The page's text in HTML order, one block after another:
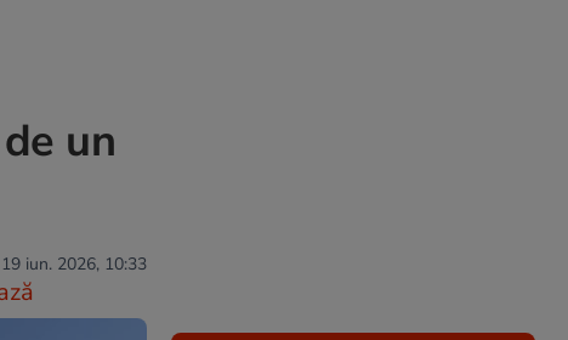
un
iun. 2026, 10:33